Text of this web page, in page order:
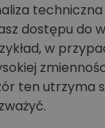
dostępu do
w
ten utrzyma